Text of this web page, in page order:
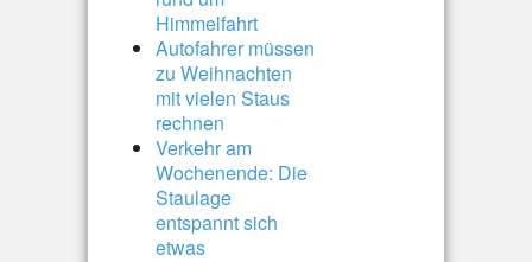
Himmelfahrt
Autofahrer müssen
zu Weihnachten
mit vielen Staus
rechnen
Verkehr am
Wochenende: Die
Staulage
entspannt sich
etwas